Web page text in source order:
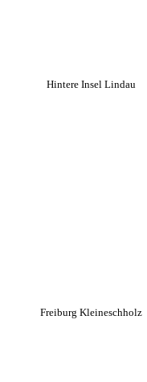
Hintere Insel Lindau
Freiburg Kleineschholz